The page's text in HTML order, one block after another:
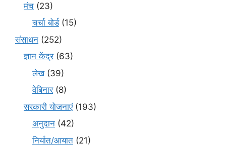
मंच (23)
चर्चा बोर्ड(15)
संसाधन (252)
ज्ञान केंद्र(63)
लेख(39)
वेबिनार(8)
सरकारी योजनाएं(193)
अनुदान (42)
निर्यात/आयात (21)